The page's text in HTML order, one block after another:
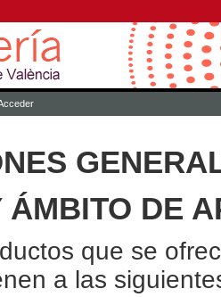
ÁMBITO DE
que se
a las